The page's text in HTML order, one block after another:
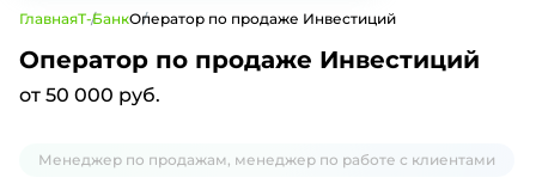
ГлавнаяТ-БанкОператор по продаже Инвестиций
Оператор по продаже Инвестиций
от 50 000 руб.
Менеджер по продажам, менеджер по работе с клиентами